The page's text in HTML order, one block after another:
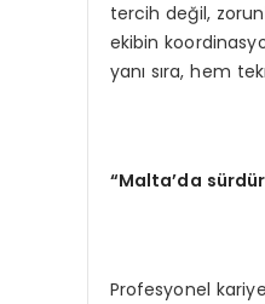
tercih değil,
ekibin
yanı sıra, hem
“Malta’da
Profesyonel